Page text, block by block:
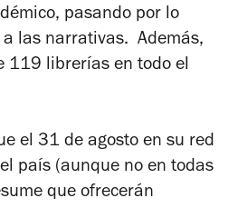
pasando por lo
a las narrativas. Además,
119 librerías en todo el
el 31 de agosto en su red
país (aunque no en todas
que ofrecerán